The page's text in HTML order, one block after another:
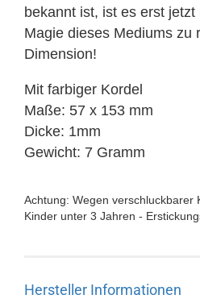
bekannt ist, ist es erst
Magie dieses Mediums zu
Dimension!
Mit farbiger Kordel
Maße: 57 x 153 mm
Dicke: 1mm
Gewicht: 7 Gramm
Achtung: Wegen verschluckbarer
Kinder unter 3 Jahren -
Hersteller Informationen